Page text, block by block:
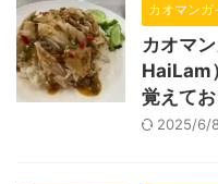
カオマンガ
カオマ
HaiLam
覚えて
2025/6/